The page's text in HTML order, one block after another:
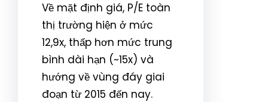
Về mặt định giá, P/E toàn
thị trường hiện ở mức
12,9x, thấp hơn mức trung
bình dài hạn (~15x) và
hướng về vùng đáy giai
đoạn từ 2015 đến nay.